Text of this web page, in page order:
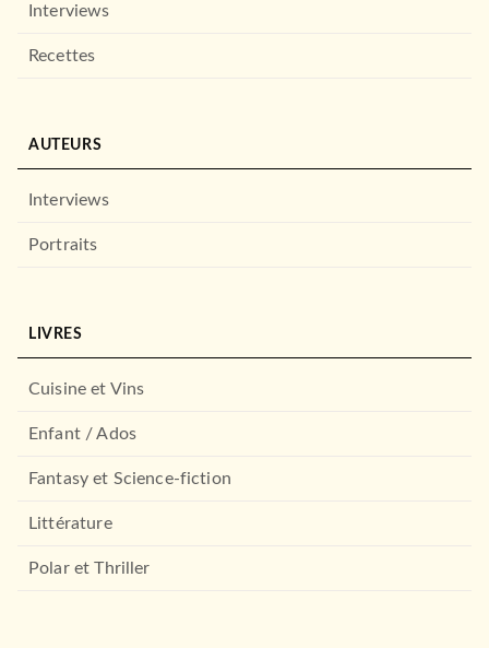
Interviews
Recettes
AUTEURS
Interviews
Portraits
LIVRES
Cuisine et Vins
Enfant / Ados
Fantasy et Science-fiction
Littérature
Polar et Thriller